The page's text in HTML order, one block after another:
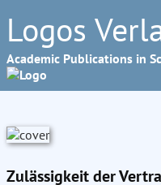
Logos
Academic Publications in
Zulässigkeit der